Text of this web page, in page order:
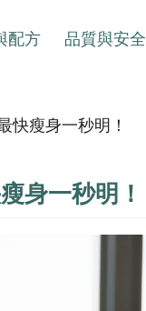
配方 品質與安全
快瘦身一秒明！
身一秒明！